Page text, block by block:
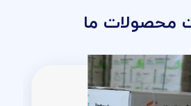
محصولات ما